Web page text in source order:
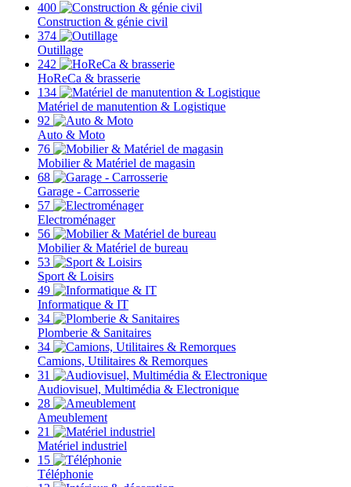
400
Construction & génie civil
374
Outillage
242
HoReCa & brasserie
134
Matériel de manutention & Logistique
92
Auto & Moto
76
Mobilier & Matériel de magasin
68
Garage - Carrosserie
57
Electroménager
56
Mobilier & Matériel de bureau
53
Sport & Loisirs
49
Informatique & IT
34
Plomberie & Sanitaires
34
Camions, Utilitaires & Remorques
31
Audiovisuel, Multimédia & Electronique
28
Ameublement
21
Matériel industriel
15
Téléphonie